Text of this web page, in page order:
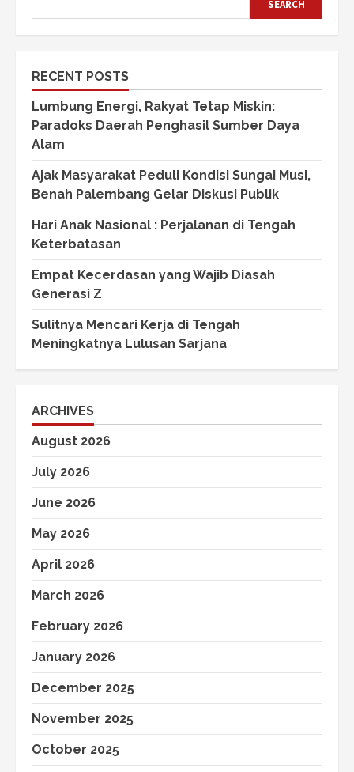
SEARCH
RECENT POSTS
Lumbung Energi, Rakyat Tetap Miskin:
Paradoks Daerah Penghasil Sumber Daya
Alam
Ajak Masyarakat Peduli Kondisi Sungai Musi,
Benah Palembang Gelar Diskusi Publik
Hari Anak Nasional : Perjalanan di Tengah
Keterbatasan
Empat Kecerdasan yang Wajib Diasah
Generasi Z
Sulitnya Mencari Kerja di Tengah
Meningkatnya Lulusan Sarjana
ARCHIVES
August 2026
July 2026
June 2026
May 2026
April 2026
March 2026
February 2026
January 2026
December 2025
November 2025
October 2025